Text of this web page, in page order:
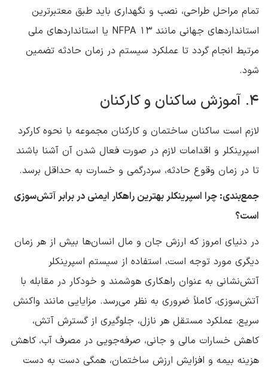
تمام مراحل طراحی، نصب و نگهداری باید طبق معتبرترین
استانداردهای جهانی مانند NFPA 13 یا استانداردهای ملی
مرتبط انجام گردد تا عملکرد سیستم در زمان حادثه تضمین
شود.
4. آموزش ساکنان و کارکنان
لازم است ساکنان ساختمان و کارکنان مجموعه با نحوه کارکرد
اسپرینکلر و اقدامات لازم در صورت فعال شدن آن آشنا باشند
تا در زمان وقوع حادثه، سردرگمی و خسارت به حداقل برسد.
جمع‌بندی: چرا اسپرینکلر بهترین راهکار ایمنی در برابر آتش‌سوزی
است؟
در دنیای امروز که ارزش جان و مال انسان‌ها بیش از هر زمان
دیگری مورد توجه است، استفاده از سیستم اسپرینکلر
آتش‌نشانی به عنوان راهکاری هوشمند و خودکار در مقابله با
آتش‌سوزی، کاملاً ضروری به نظر می‌رسد. مزایایی مانند واکنش
سریع، عملکرد مستقل هر نازل، جلوگیری از گسترش آتش،
کاهش خسارات مالی و جانی، صرفه‌جویی در مصرف آب، کاهش
هزینه بیمه و افزایش ارزش ساختمان، همگی دست به دست